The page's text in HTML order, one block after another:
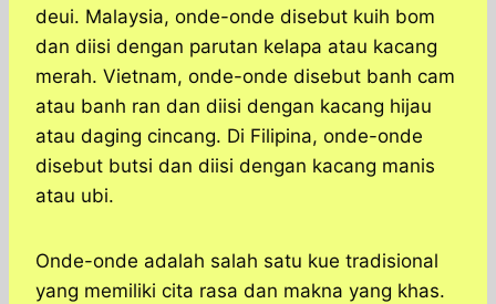
deui. Malaysia, onde-onde disebut kuih bom
dan diisi dengan parutan kelapa atau kacang
merah. Vietnam, onde-onde disebut banh cam
atau banh ran dan diisi dengan kacang hijau
atau daging cincang. Di Filipina, onde-onde
disebut butsi dan diisi dengan kacang manis
atau ubi.
Onde-onde adalah salah satu kue tradisional
yang memiliki cita rasa dan makna yang khas.